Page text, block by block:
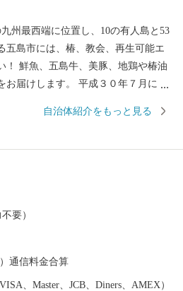
州最西端に位置し、10の有人島と53
五島市には、椿、教会、再生可能エ
！ 鮮魚、五島牛、美豚、地鶏や椿油
届けします。 平成３０年７月には
賀島の集落」と「奈留の江上集落」
自治体紹介をもっと見る
要）
通信料金合算
、Master、JCB、Diners、AMEX）